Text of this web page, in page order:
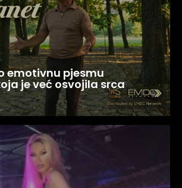
emotivnu pjesmu
je već osvojila srca